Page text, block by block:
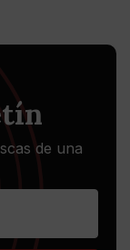
de una